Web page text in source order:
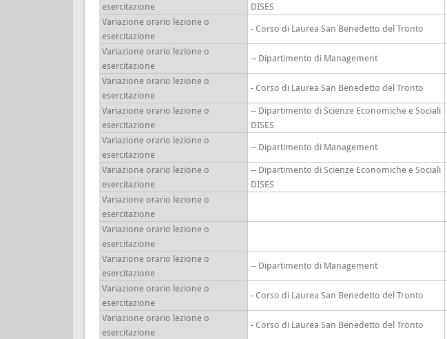
esercitazione
DISES
Variazione orario lezione o
esercitazione
- Corso di Laurea San Benedetto del Tronto
Variazione orario lezione o
esercitazione
-- Dipartimento di Management
Variazione orario lezione o
esercitazione
- Corso di Laurea San Benedetto del Tronto
Variazione orario lezione o
esercitazione
-- Dipartimento di Scienze Economiche e Sociali
DISES
Variazione orario lezione o
esercitazione
-- Dipartimento di Management
Variazione orario lezione o
esercitazione
-- Dipartimento di Scienze Economiche e Sociali
DISES
Variazione orario lezione o
esercitazione
Variazione orario lezione o
esercitazione
Variazione orario lezione o
esercitazione
-- Dipartimento di Management
Variazione orario lezione o
esercitazione
- Corso di Laurea San Benedetto del Tronto
Variazione orario lezione o
esercitazione
- Corso di Laurea San Benedetto del Tronto